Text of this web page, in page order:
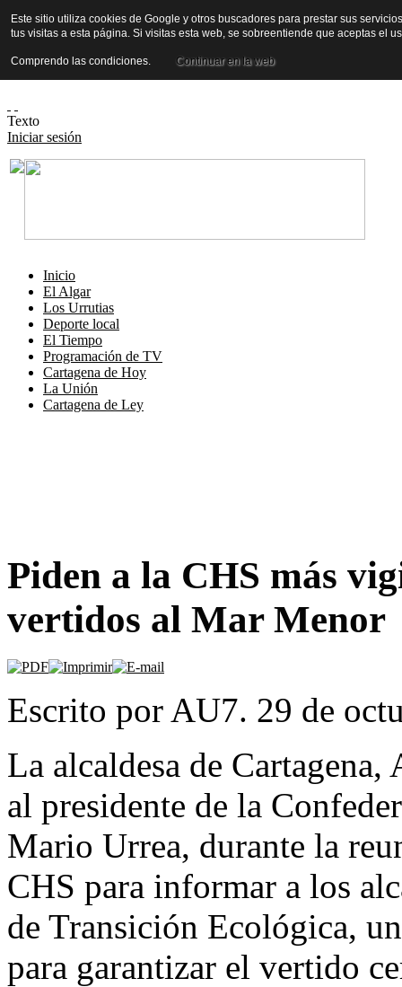
Texto
Iniciar sesión
Inicio
El Algar
Los Urrutias
Deporte local
El Tiempo
Programación de TV
Cartagena de Hoy
La Unión
Cartagena de Ley
Piden a la CHS más
vertidos al Mar Menor
Escrito por AU7. 29 de
La alcaldesa de
al presidente de la
Mario Urrea, durante la
CHS para informar a los
de Transición Ecológica,
para garantizar el vertido
Este sitio utiliza cookies de Google y otros buscadores para prestar sus
tus visitas a esta página. Si visitas esta web, se sobreentiende que aceptas el
Comprendo las condiciones. Continuar en la web